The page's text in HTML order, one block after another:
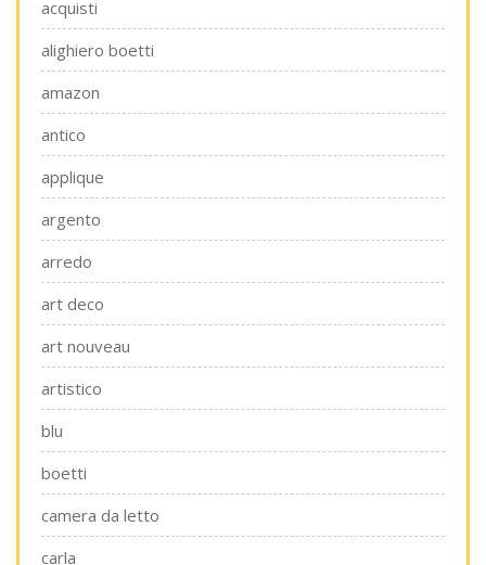
acquisti
alighiero boetti
amazon
antico
applique
argento
arredo
art deco
art nouveau
artistico
blu
boetti
camera da letto
carla